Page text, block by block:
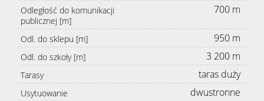
Odległość do komunikacji
publicznej [m]
700 m
Odl. do sklepu [m] 950 m
Odl. do szkoły [m] 3 200 m
Tarasy taras duży
Usytuowanie dwustronne